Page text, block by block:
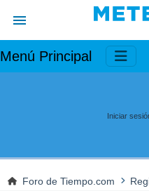
Menú Principal
Iniciar
Foro de Tiempo.com